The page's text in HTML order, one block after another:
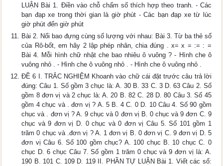
LUẬN Bài 1. Điền vào chỗ chấm số thích hợp theo tranh. - Các
bạn đạp xe trong thời gian là giờ phút - Các bạn đạp xe từ lúc
giờ phút đến giờ phút
Bài 2. Nối bao đựng cùng số lượng với nhau: Bài 3. Từ ba thẻ số
của Rô-bốt, em hãy 2 lập phép nhân, chia đúng . x= x = := : =
Bài 4. Mỗi hình chữ nhật che bao nhiêu ô vuông ? - Hình che ô
vuông nhỏ . - Hình che ô vuông nhỏ . - Hình che ô vuông nhỏ .
ĐỀ 6 I. TRẮC NGHIỆM Khoanh vào chữ cái đặt trước câu trả lời
đúng: Câu 1. Số gồm 3 chục là: A. 30 B. 33 C. 3 D. 63 Câu 2. Số
gồm 8 đơn vị và 2 chục là: A. 20 B. 82 C. 28 D. 80 Câu 3. Số 45
gồm 4 chục và . đơn vị ? A. 5 B. 4 C. 0 D. 10 Câu 4. Số 90 gồm
chục và . đơn vị ? A. 9 chục và 0 đơn vị B. 0 chục và 9 đơn C. 9
chục và 9 đơn vị D. 0 chục và 0 đơn vị Câu 5. Số 101 gồm 1
trăm 0 chục và .đơn vị ? A. 1 đơn vị B. 0 đơn vị C. 9 đơn vị D. 5
đơn vị Câu 6. Số 100 gồm chục? A. 100 chục B. 10 chục C. 0
chục D. 6 chục Câu 7. Số gồm 1 trăm 0 chục và 9 đơn vị là: A.
190 B. 101 C. 109 D. 119 II. PHẦN TỰ LUẬN Bài 1. Viết các số: